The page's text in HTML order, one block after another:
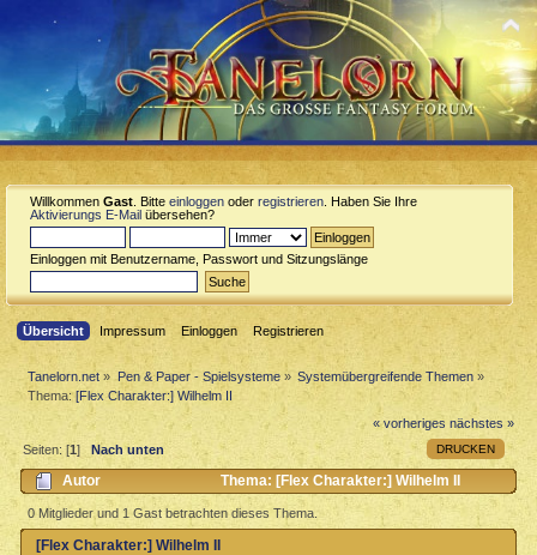
Willkommen Gast . Bitte einloggen oder registrieren . Haben Sie Ihre
Aktivierungs E-Mail übersehen?
Einloggen mit Benutzername, Passwort und Sitzungslänge
Übersicht Impressum Einloggen Registrieren
Tanelorn.net » Pen & Paper - Spielsysteme» Systemübergreifende Themen »
Thema:[Flex Charakter:] Wilhelm II
« vorheriges nächstes »
DRUCKEN
Seiten: [1] Nach unten
Autor
Thema: [Flex Charakter:] Wilhelm II
(Gelesen 10406 mal)
0 Mitglieder und 1 Gast betrachten dieses Thema.
[Flex Charakter:] Wilhelm II